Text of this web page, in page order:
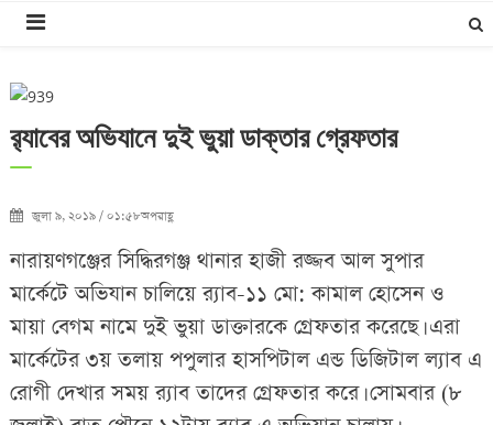
র‌্যাবের অভিযানে দুই ভুয়া ডাক্তার গ্রেফতার
জুলা ৯, ২০১৯ / ০১:৫৮অপরাহ্ণ
নারায়ণগঞ্জের সিদ্ধিরগঞ্জ থানার হাজী রজ্জব আল সুপার
মার্কেটে অভিযান চালিয়ে র‌্যাব-১১ মো: কামাল হোসেন ও
মায়া বেগম নামে দুই ভুয়া ডাক্তারকে গ্রেফতার করেছে। এরা
মার্কেটের ৩য় তলায় পপুলার হাসপিটাল এন্ড ডিজিটাল ল্যাব এ
রোগী দেখার সময় র‌্যাব তাদের গ্রেফতার করে। সোমবার (৮